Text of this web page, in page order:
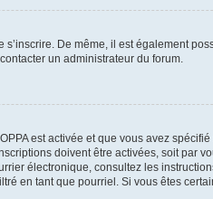
De même, il est également
un administrateur du forum.
est activée et que vous avez
doivent être activées, soit par
électronique, consultez les
en tant que pourriel. Si vous êtes